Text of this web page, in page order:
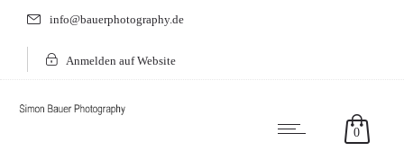
info@bauerphotography.de
Anmelden auf Website
0